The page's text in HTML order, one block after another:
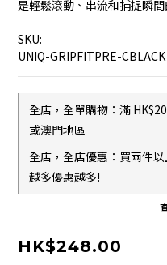
是輕鬆滾動、串流和捕捉瞬
SKU:
UNIQ-GRIPFITPRE-CBLACK
全店，全單購物：滿
或澳門地區
全店，全店優惠：買兩件
越多優惠越多!
HK$248.00